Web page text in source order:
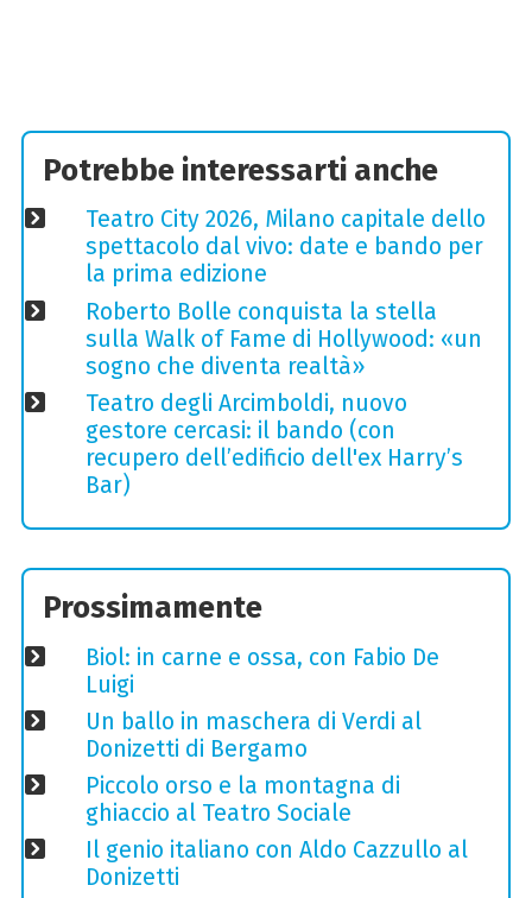
Potrebbe interessarti anche
Teatro City 2026, Milano capitale dello
spettacolo dal vivo: date e bando per
la prima edizione
Roberto Bolle conquista la stella
sulla Walk of Fame di Hollywood: «un
sogno che diventa realtà»
Teatro degli Arcimboldi, nuovo
gestore cercasi: il bando (con
recupero dell’edificio dell'ex Harry’s
Bar)
Prossimamente
Biol: in carne e ossa, con Fabio De
Luigi
Un ballo in maschera di Verdi al
Donizetti di Bergamo
Piccolo orso e la montagna di
ghiaccio al Teatro Sociale
Il genio italiano con Aldo Cazzullo al
Donizetti